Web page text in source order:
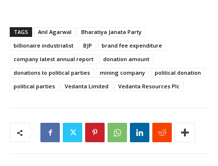
TAGS Anil Agarwal
Bharatiya Janata Party
billionaire industrialist
BJP
brand fee expenditure
company latest annual report
donation amount
donations to political parties
mining company
political donation
political parties
Vedanta Limited Vedanta Resources Plc